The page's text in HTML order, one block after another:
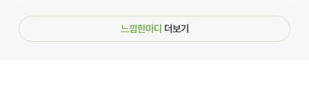
느낌한마디 더보기